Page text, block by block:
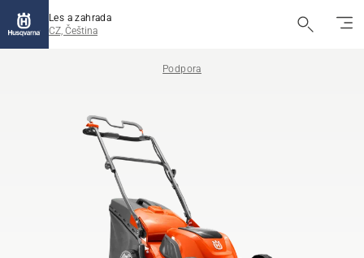
Les a zahrada
CZ, Čeština
Podpora